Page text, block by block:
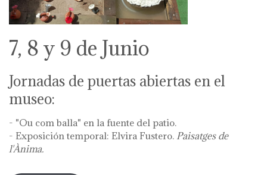
7, 8 y 9 de Junio
Jornadas de puertas abiertas en el
museo:
- "Ou com balla" en la fuente del patio.
- Exposición temporal: Elvira Fustero. Paisatges de
l'Ànima.